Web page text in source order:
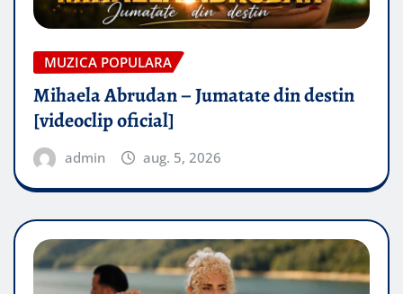
MUZICA POPULARA
Mihaela Abrudan – Jumatate din destin
[videoclip oficial]
admin aug. 5, 2026